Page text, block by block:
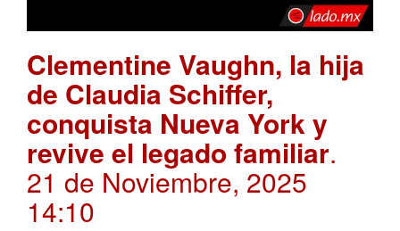
Clementine Vaughn, la hija
de Claudia Schiffer,
conquista Nueva York y
revive el legado familiar.
21 de Noviembre, 2025
14:10